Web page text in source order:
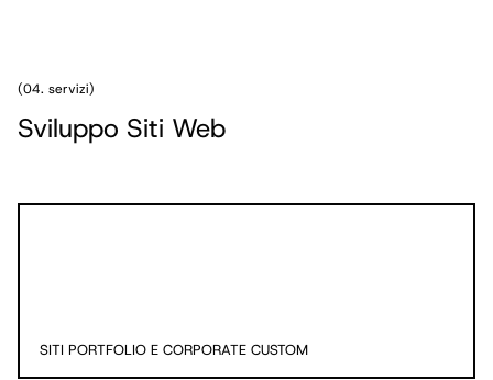
(04. servizi)
Sviluppo Siti Web
SITI PORTFOLIO E CORPORATE CUSTOM